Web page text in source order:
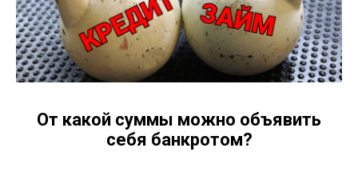
От какой суммы можно объявить
себя банкротом?